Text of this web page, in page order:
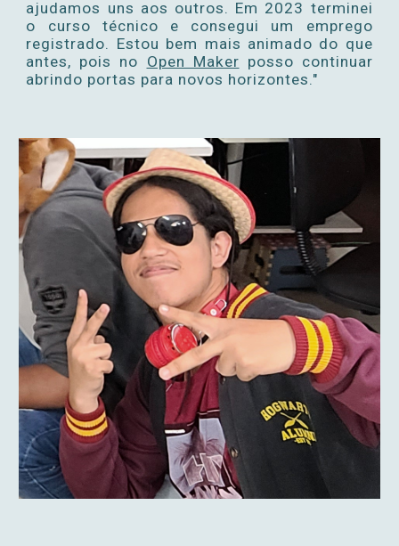
ajudamos uns aos outros. Em 2023 terminei
o curso técnico e consegui um emprego
registrado. Estou bem mais animado do que
antes, pois no Open Maker posso continuar
abrindo portas para novos horizontes."